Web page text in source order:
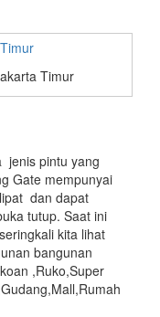
Timur
jenis pintu yang
Gate mempunyai
dan dapat
tutup. Saat ini
kita lihat
bangunan
,Ruko,Super